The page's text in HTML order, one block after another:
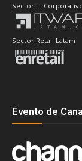
Sector IT
Sector Retail Latam
Evento de